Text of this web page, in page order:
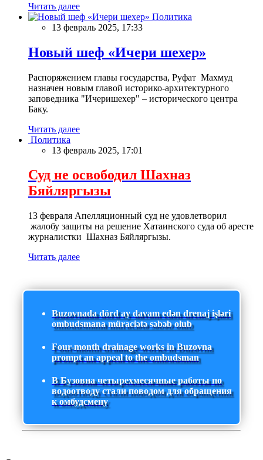
Читать далее
Политика
13 февраль 2025, 17:33
Новый шеф «Ичери шехер»
Распоряжением главы государства, Руфат Махмуд
назначен новым главой историко-архитектурного
заповедника "Ичеришехер" – исторического центра
Баку.
Читать далее
Политика
13 февраль 2025, 17:01
Суд не освободил Шахназ
Бяйляргызы
13 февраля Апелляционный суд не удовлетворил
жалобу защиты на решение Хатаинского суда об аресте
журналистки Шахназ Бяйляргызы.
Читать далее
Buzovnada dörd ay davam edən drenaj işləri
ombudsmana müraciətə səbəb olub
Four-month drainage works in Buzovna
prompt an appeal to the ombudsman
В Бузовна четырехмесячные работы по
водоотводу стали поводом для обращения
к омбудсмену